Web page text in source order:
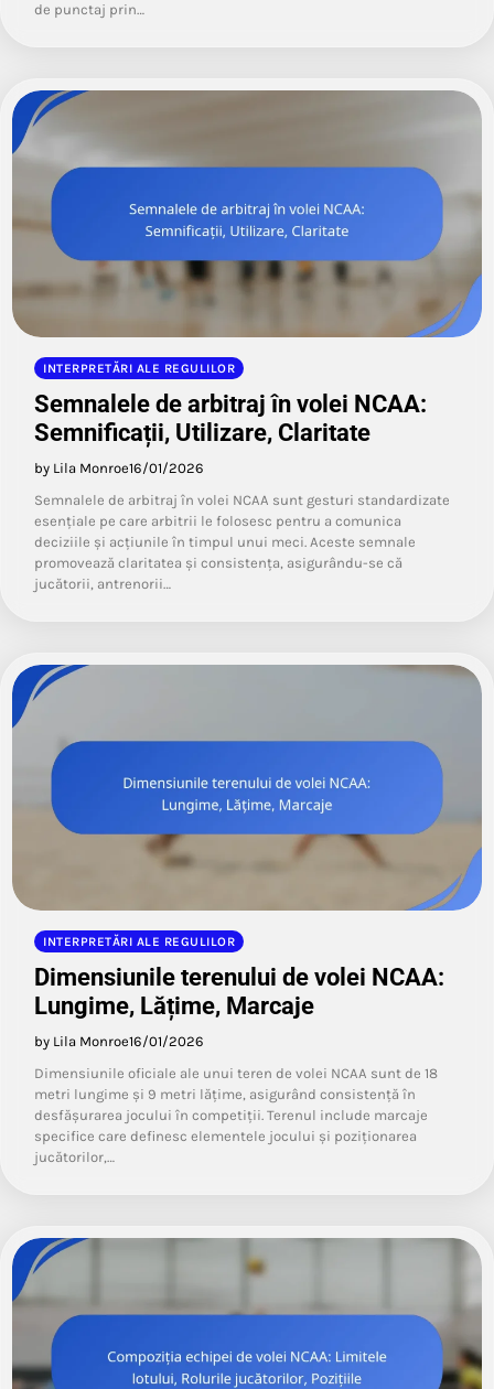
de punctaj prin…
INTERPRETĂRI ALE REGULILOR
Semnalele de arbitraj în volei NCAA:
Semnificații, Utilizare, Claritate
by Lila Monroe16/01/2026
Semnalele de arbitraj în volei NCAA sunt gesturi standardizate
esențiale pe care arbitrii le folosesc pentru a comunica
deciziile și acțiunile în timpul unui meci. Aceste semnale
promovează claritatea și consistența, asigurându-se că
jucătorii, antrenorii…
INTERPRETĂRI ALE REGULILOR
Dimensiunile terenului de volei NCAA:
Lungime, Lățime, Marcaje
by Lila Monroe16/01/2026
Dimensiunile oficiale ale unui teren de volei NCAA sunt de 18
metri lungime și 9 metri lățime, asigurând consistență în
desfășurarea jocului în competiții. Terenul include marcaje
specifice care definesc elementele jocului și poziționarea
jucătorilor,…